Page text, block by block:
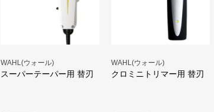
WAHL(ウォール)
スーパーテーパー用 替刃
WAHL(ウォール)
クロミニトリマー用 替刃